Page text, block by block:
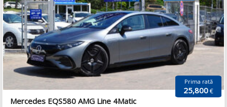
Prima rată
25,800€
Mercedes EQS580 AMG Line 4Matic